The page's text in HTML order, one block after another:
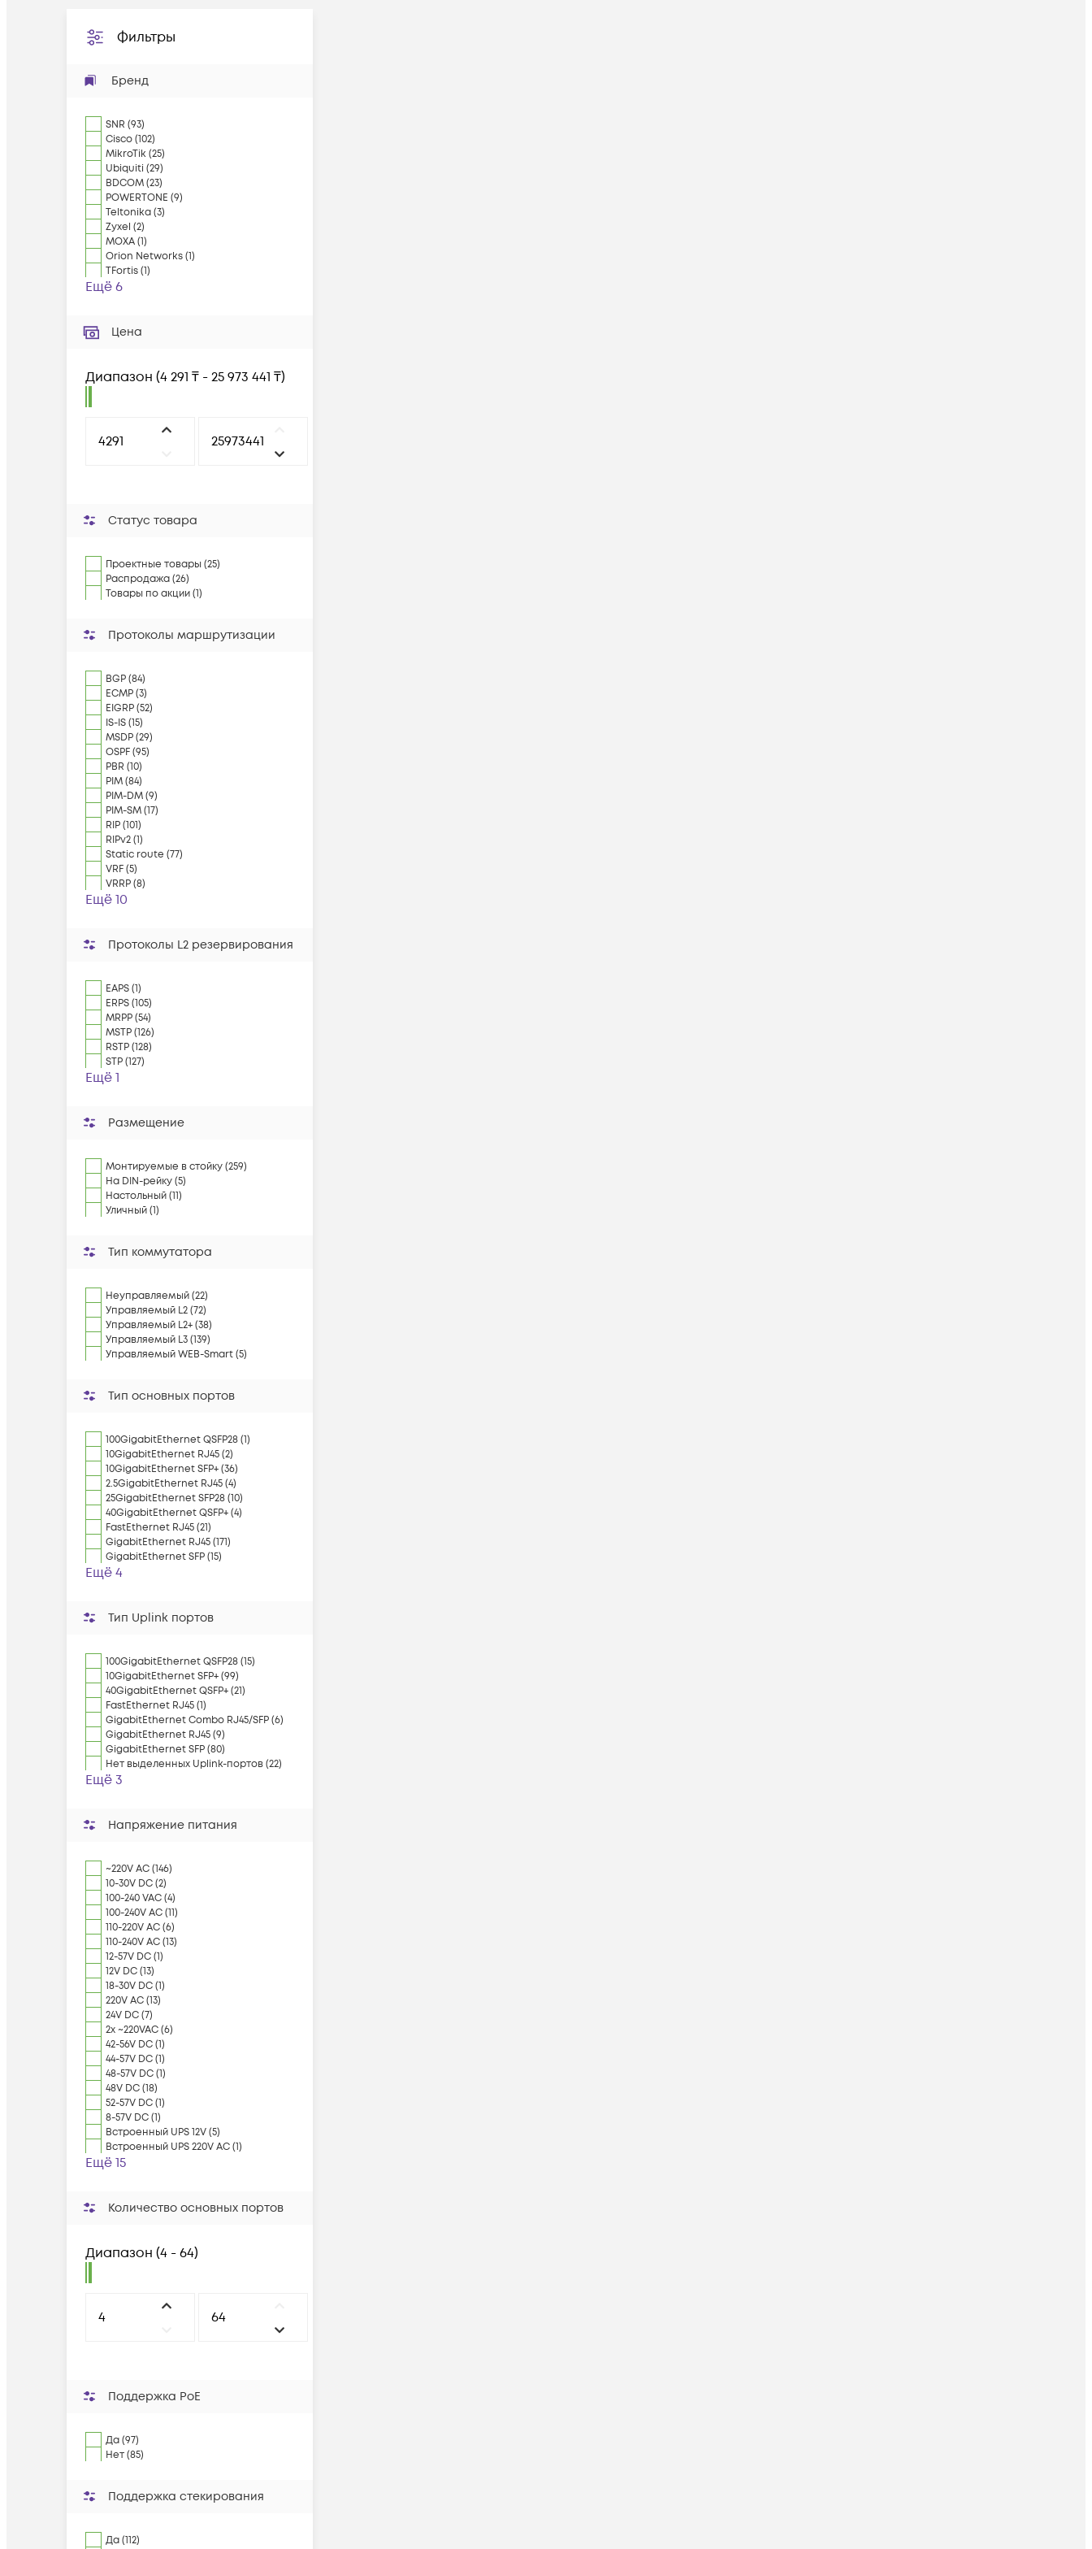
Фильтры
Бренд
SNR (93)
Cisco(102)
MikroTik(25)
Ubiquiti (29)
BDCOM(23)
POWERTONE (9)
Teltonika(3)
Zyxel (2)
MOXA(1)
Orion Networks(1)
TFortis(1)
Ещё 6
Цена
Диапазон (4 291 ₸ - 25 973 441 ₸)
Статус товара
Проектные товары (25)
Распродажа (26)
Товары по акции (1)
Протоколы маршрутизации
BGP (84)
ECMP (3)
EIGRP (52)
IS-IS (15)
MSDP (29)
OSPF (95)
PBR (10)
PIM (84)
PIM-DM (9)
PIM-SM (17)
RIP (101)
RIPv2 (1)
Static route (77)
VRF (5)
VRRP (8)
Ещё 10
Протоколы L2 резервирования
EAPS (1)
ERPS (105)
MRPP (54)
MSTP (126)
RSTP (128)
STP (127)
Ещё 1
Размещение
Монтируемые в стойку (259)
На DIN-рейку (5)
Настольный (11)
Уличный (1)
Тип коммутатора
Неуправляемый (22)
Управляемый L2 (72)
Управляемый L2+ (38)
Управляемый L3 (139)
Управляемый WEB-Smart (5)
Тип основных портов
100GigabitEthernet QSFP28 (1)
10GigabitEthernet RJ45 (2)
10GigabitEthernet SFP+ (36)
2.5GigabitEthernet RJ45 (4)
25GigabitEthernet SFP28 (10)
40GigabitEthernet QSFP+ (4)
FastEthernet RJ45 (21)
GigabitEthernet RJ45 (171)
GigabitEthernet SFP (15)
Ещё 4
Тип Uplink портов
100GigabitEthernet QSFP28 (15)
10GigabitEthernet SFP+ (99)
40GigabitEthernet QSFP+ (21)
FastEthernet RJ45 (1)
GigabitEthernet Combo RJ45/SFP (6)
GigabitEthernet RJ45 (9)
GigabitEthernet SFP (80)
Нет выделенных Uplink-портов (22)
Ещё 3
Напряжение питания
~220V AC (146)
10-30V DC (2)
100-240 VAC (4)
100-240V AC (11)
110-220V AC (6)
110-240V AC (13)
12-57V DC (1)
12V DC (13)
18-30V DC (1)
220V AC (13)
24V DC (7)
2x ~220VAC (6)
42-56V DC (1)
44-57V DC (1)
48-57V DC (1)
48V DC (18)
52-57V DC (1)
8-57V DC (1)
Встроенный UPS 12V (5)
Встроенный UPS 220V AC (1)
Ещё 15
Количество основных портов
Диапазон (4 - 64)
Поддержка PoE
Да (97)
Нет (85)
Поддержка стекирования
Да (112)